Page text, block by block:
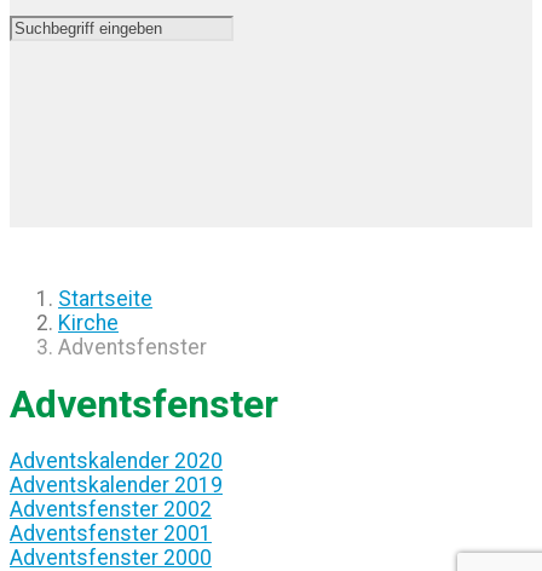
Startseite
Kirche
Adventsfenster
Adventsfenster
Adventskalender 2020
Adventskalender 2019
Adventsfenster 2002
Adventsfenster 2001
Adventsfenster 2000